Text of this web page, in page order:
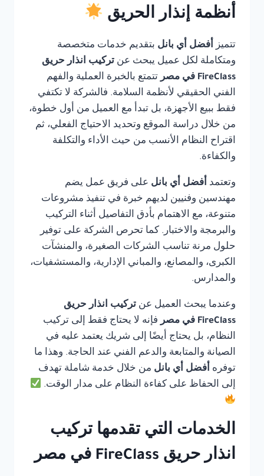
أنظمة إنذار الحريق
تتميز أفضل أي بانل بتقديم خدمات متخصصة
ومتكاملة لكل عميل يبحث عن تركيب انذار حريق
FireClass في مصر
تتمتع بالخبرة العملية والفهم
الفني الحقيقي لأنظمة السلامة. فالشركة لا تكتفي
فقط ببيع الأجهزة، بل تبدأ مع العميل من أول خطوة،
من خلال دراسة الموقع وتحديد الاحتياج الفعلي، ثم
اقتراح النظام الأنسب من حيث الأداء والتكلفة
والكفاءة.
وتعتمد أفضل أي بانل على فريق عمل يضم
مهندسين وفنيين لديهم خبرة في تنفيذ مشروعات
متنوعة، مع الاهتمام بأدق التفاصيل أثناء التركيب
والبرمجة والاختبار. كما تحرص الشركة على توفير
حلول مرنة تناسب الشركات الصغيرة، والمنشآت
الكبرى، والمصانع، والمباني الإدارية، والمستشفيات،
والمدارس.
وعندما يبحث العميل عن تركيب انذار حريق
FireClass في مصر
فإنه لا يحتاج فقط إلى تركيب
النظام، بل يحتاج أيضًا إلى شريك يعتمد عليه في
الصيانة والمتابعة والدعم الفني عند الحاجة. وهذا ما
توفره أفضل أي بانل من خلال خدمة شاملة تهدف
إلى الحفاظ على كفاءة النظام على مدار الوقت.
الخدمات التي تقدمها تركيب
انذار حريق FireClass في مصر